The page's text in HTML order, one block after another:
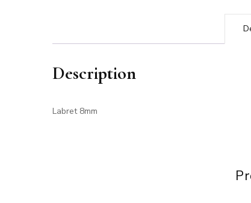
Description
Labret 8mm